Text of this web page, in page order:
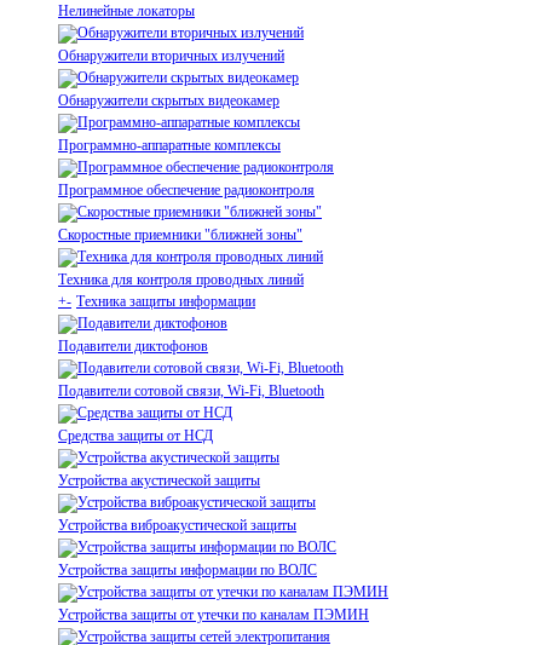
Нелинейные локаторы
Обнаружители вторичных излучений
Обнаружители скрытых видеокамер
Программно-аппаратные комплексы
Программное обеспечение радиоконтроля
Скоростные приемники "ближней зоны"
Техника для контроля проводных линий
+- Техника защиты информации
Подавители диктофонов
Подавители сотовой связи, Wi-Fi, Bluetooth
Средства защиты от НСД
Устройства акустической защиты
Устройства виброакустической защиты
Устройства защиты информации по ВОЛС
Устройства защиты от утечки по каналам ПЭМИН